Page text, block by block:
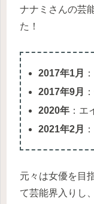
ナナミさんの芸
た！
2017年1月
2017年9月
2020年 ：
2021年2月
元々は女優を目
て芸能界入りし